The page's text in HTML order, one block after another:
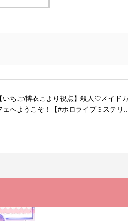
【いちご/博衣こより視点】殺人♡メイドカ
ェへようこそ！【#ホロライブミステリ...